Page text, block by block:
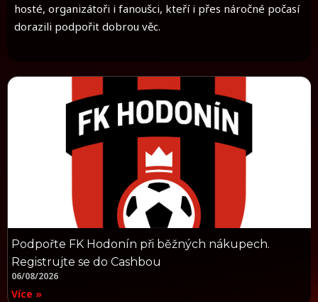
hosté, organizátoři i fanoušci, kteří i přes náročné počasí
dorazili podpořit dobrou věc.
Podpořte FK Hodonín při běžných nákupech.
Registrujte se do Cashbou
06/08/2026
Více »